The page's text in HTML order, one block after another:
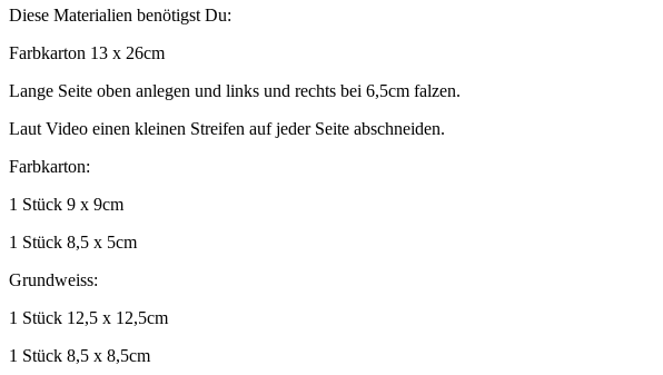
Diese Materialien benötigst Du:
Farbkarton 13 x 26cm
Lange Seite oben anlegen und links und rechts bei 6,5cm falzen.
Laut Video einen kleinen Streifen auf jeder Seite abschneiden.
Farbkarton:
1 Stück 9 x 9cm
1 Stück 8,5 x 5cm
Grundweiss:
1 Stück 12,5 x 12,5cm
1 Stück 8,5 x 8,5cm